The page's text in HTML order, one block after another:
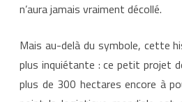
n’aura jamais vraiment décollé.
Mais au-delà du symbole, cette
plus inquiétante : ce petit projet
plus de 300 hectares encore à